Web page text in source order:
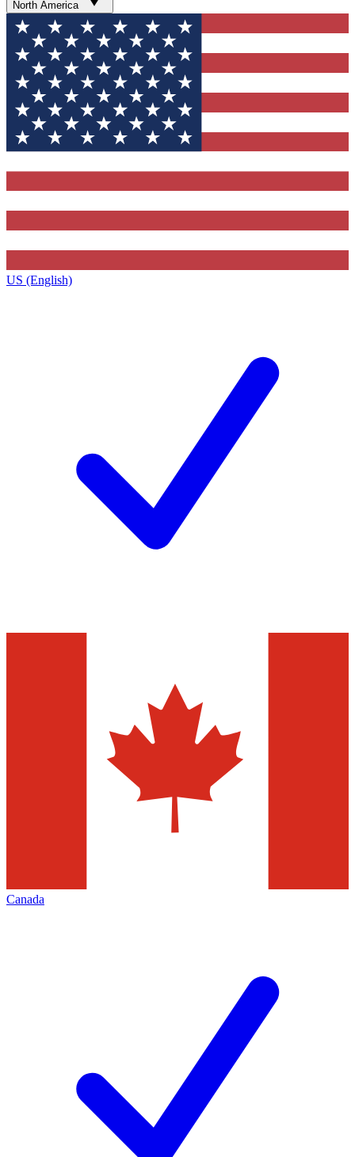
North America
US (English)
Canada